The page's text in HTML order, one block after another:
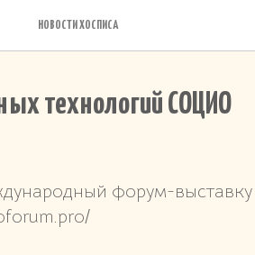
НОВОСТИ ХОСПИСА
технологий СОЦИО
форум-